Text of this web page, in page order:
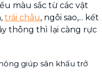
màu sắc từ các vật
trái châu, ngôi sao,... kết
thông thì lại càng rực